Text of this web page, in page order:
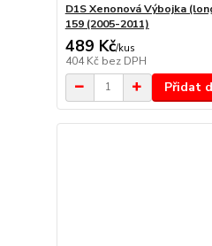
D1S Xenonová Výbojka
159 (2005-2011)
489 Kč/kus
404 Kč bez DPH
Přidat